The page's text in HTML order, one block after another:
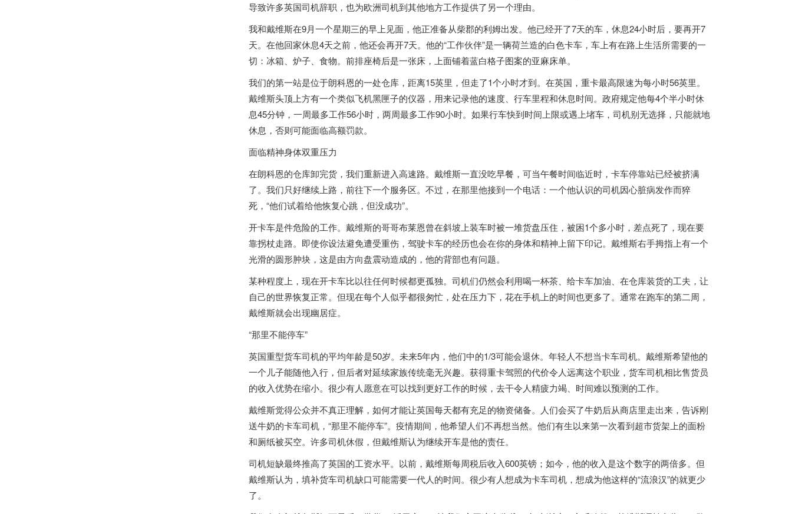
导致许多英国司机辞职，也为欧洲司机到其他地方工作提供了另一个理由。
我和戴维斯在9月一个星期三的早上见面，他正准备从柴郡的利姆出发。他已经开了7天的车，休息24小时后，要再开7
天。在他回家休息4天之前，他还会再开7天。他的“工作伙伴”是一辆荷兰造的白色卡车，车上有在路上生活所需要的一
切：冰箱、炉子、食物。前排座椅后是一张床，上面铺着蓝白格子图案的亚麻床单。
我们的第一站是位于朗科恩的一处仓库，距离15英里，但走了1个小时才到。在英国 ，重卡最高限速为每小时56英里。
戴维斯头顶上方有一个类似飞机黑匣子的仪器，用来记录他的速度、行车里程和休息时间。政府规定他每4个半小时休
息45分钟，一周最多工作56小时，两周最多工作90小时。如果行车快到时间上限或遇上堵车，司机别无选择，只能就地
休息，否则可能面临高额罚款。
面临精神身体双重压力
在朗科恩的仓库卸完货，我们重新进入高速路。戴维斯一直没吃早餐，可当午餐时间临近时，卡车停靠站已经被挤满
了。我们只好继续上路，前往下一个服务区。不过，在那里他接到一个电话：一个他认识的司机因心脏病发作而猝
死，“他们试着给他恢复心跳，但没成功”。
开卡车是件危险的工作。戴维斯的哥哥布莱恩曾在斜坡上装车时被一堆货盘压住，被困1个多小时，差点死了，现在要
靠拐杖走路。即使你设法避免遭受重伤，驾驶卡车的经历也会在你的身体和精神上留下印记。戴维斯右手拇指上有一个
光滑的圆形肿块，这是由方向盘震动造成的，他的背部也有问题。
某种程度上，现在开卡车比以往任何时候都更孤独。司机们仍然会利用喝一杯茶、给卡车加油、在仓库装货的工夫，让
自己的世界恢复正常。但现在每个人似乎都很匆忙，处在压力下，花在手机上的时间也更多了。通常在跑车的第二周，
戴维斯就会出现幽居症。
“那里不能停车”
英国重型货车司机的平均年龄是50岁。未来5年内，他们中的1/3可能会退休。年轻人不想当卡车司机。戴维斯希望他的
一个儿子能随他入行，但后者对延续家族传统毫无兴趣。获得重卡驾照的代价令人远离这个职业，货车司机相比售货员
的收入优势在缩小。很少有人愿意在可以找到更好工作的时候，去干令人精疲力竭、时间难以预测的工作。
戴维斯觉得公众并不真正理解，如何才能让英国每天都有充足的物资储备。人们会买了牛奶后从商店里走出来，告诉刚
送牛奶的卡车司机，“那里不能停车”。疫情期间，他希望人们不再想当然。他们有生以来第一次看到超市货架上的面粉
和厕纸被买空。许多司机休假，但戴维斯认为继续开车是他的责任。
司机短缺最终推高了英国的工资水平。以前，戴维斯每周税后收入600英镑；如今，他的收入是这个数字的两倍多。但
戴维斯认为，填补货车司机缺口可能需要一代人的时间。很少有人想成为卡车司机，想成为他这样的“流浪汉”的就更少
了。